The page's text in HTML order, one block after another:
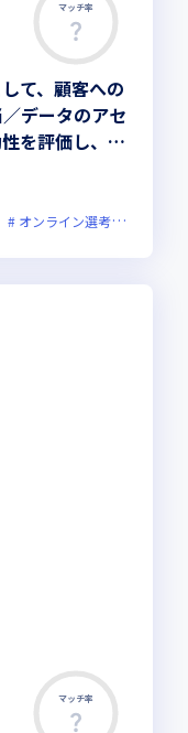
マッチ率
て、顧客への
データのアセ
を評価し、専
せします
オンライン選考可
マッチ率